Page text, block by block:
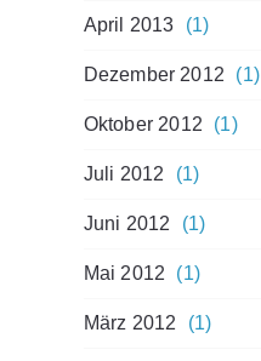
April 2013 (1)
Dezember 2012 (1)
Oktober 2012 (1)
Juli 2012 (1)
Juni 2012 (1)
Mai 2012 (1)
März 2012 (1)